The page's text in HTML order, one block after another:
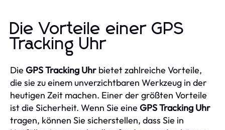
Die Vorteile einer GPS
Tracking Uhr
Die GPS Tracking Uhr bietet zahlreiche Vorteile,
die sie zu einem unverzichtbaren Werkzeug in der
heutigen Zeit machen. Einer der größten Vorteile
ist die Sicherheit. Wenn Sie eine GPS Tracking Uhr
tragen, können Sie sicherstellen, dass Sie in